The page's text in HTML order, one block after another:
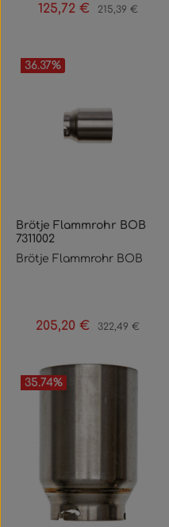
Verkaufspreis:
125,72 € Regulärer Preis:
215,39 €
36.37%
Brötje Flammrohr BOB
7311002
Brötje Flammrohr BOB
Verkaufspreis:
205,20 € Regulärer Preis:
322,49 €
35.74%